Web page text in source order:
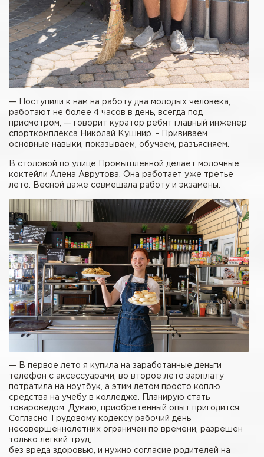
— Поступили к нам на работу два молодых человека,
работают не более 4 часов в день, всегда под
присмотром, — говорит куратор ребят главный инженер
спорткомплекса Николай Кушнир. - Прививаем
основные навыки, показываем, обучаем, разъясняем.
В столовой по улице Промышленной делает молочные
коктейли Алена Аврутова. Она работает уже третье
лето. Весной даже совмещала работу и экзамены.
— В первое лето я купила на заработанные деньги
телефон с аксессуарами, во второе лето зарплату
потратила на ноутбук, а этим летом просто коплю
средства на учебу в колледже. Планирую стать
товароведом. Думаю, приобретенный опыт пригодится.
Согласно Трудовому кодексу рабочий день
несовершеннолетних ограничен по времени, разрешен
только легкий труд,
без вреда здоровью, и нужно согласие родителей на